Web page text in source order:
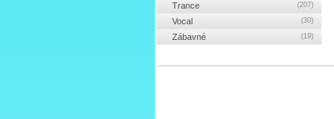
Trance (207)
Vocal (30)
Zábavné (19)